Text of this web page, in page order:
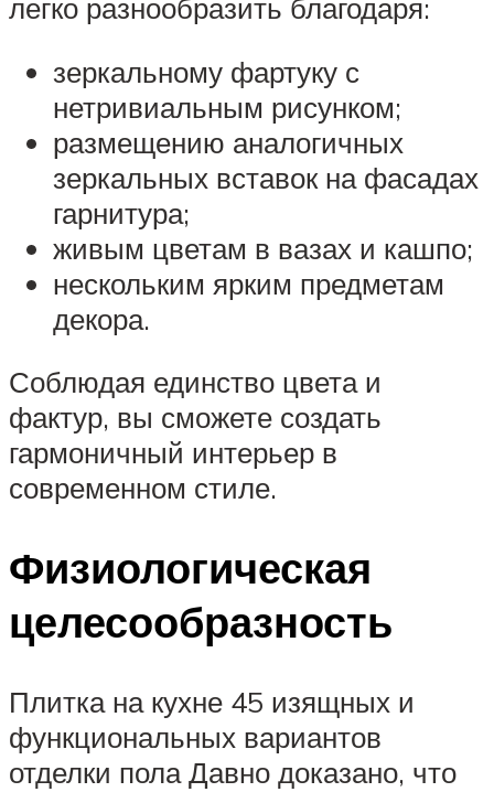
легко разнообразить благодаря:
зеркальному фартуку с
нетривиальным рисунком;
размещению аналогичных
зеркальных вставок на фасадах
гарнитура;
живым цветам в вазах и кашпо;
нескольким ярким предметам
декора.
Соблюдая единство цвета и
фактур, вы сможете создать
гармоничный интерьер в
современном стиле.
Физиологическая
целесообразность
Плитка на кухне 45 изящных и
функциональных вариантов
отделки пола Давно доказано, что